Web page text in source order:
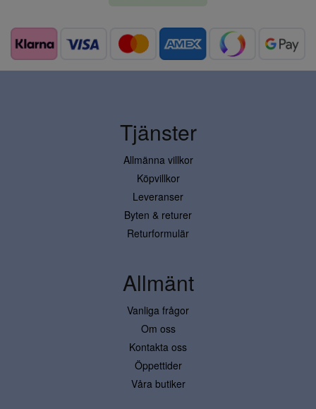
Tjänster
Allmänna villkor
Köpvillkor
Leveranser
Byten & returer
Returformulär
Allmänt
Vanliga frågor
Om oss
Kontakta oss
Öppettider
Våra butiker